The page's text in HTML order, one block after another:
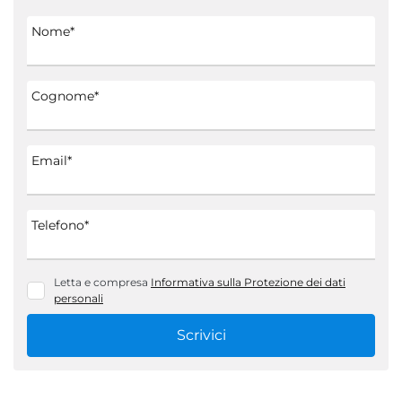
Nome*
Cognome*
Email*
Telefono*
Letta e compresa Informativa sulla Protezione dei dati
personali
Scrivici